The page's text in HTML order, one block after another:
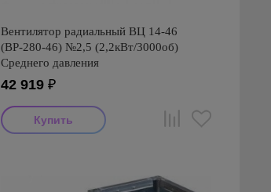
Вентилятор радиальный ВЦ 14-46
(ВР-280-46) №2,5 (2,2кВт/3000об)
Среднего давления
42 919₽